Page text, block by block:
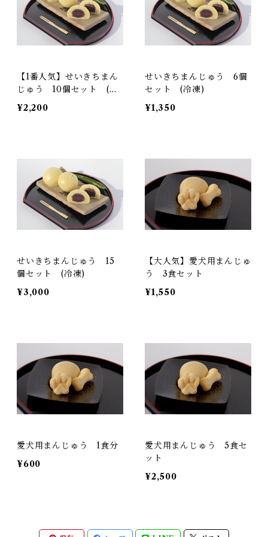
【1番人気】せいきちまん
じゅう 10個セット (冷
¥2,200
せいきちまんじゅう 6個
セット (冷凍)
¥1,350
せいきちまんじゅう 15
個セット (冷凍)
¥3,000
【大人気】愛犬用まんじゅ
う 3食セット
¥1,550
愛犬用まんじゅう 1食分
¥600
愛犬用まんじゅう 5食セ
ット
¥2,500